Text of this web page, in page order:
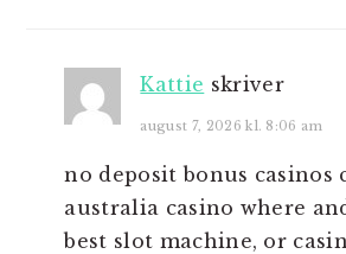
Kattie skriver
august 7, 2026 kl. 8:06 am
no deposit bonus casinos
australia casino where
best slot machine, or